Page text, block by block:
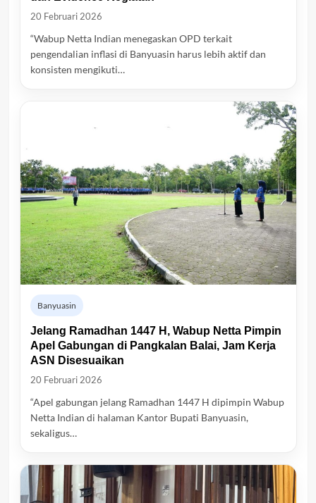
20 Februari 2026
“Wabup Netta Indian menegaskan OPD terkait
pengendalian inflasi di Banyuasin harus lebih aktif dan
konsisten mengikuti…
Banyuasin
Jelang Ramadhan 1447 H, Wabup Netta Pimpin
Apel Gabungan di Pangkalan Balai, Jam Kerja
ASN Disesuaikan
20 Februari 2026
“Apel gabungan jelang Ramadhan 1447 H dipimpin Wabup
Netta Indian di halaman Kantor Bupati Banyuasin,
sekaligus…